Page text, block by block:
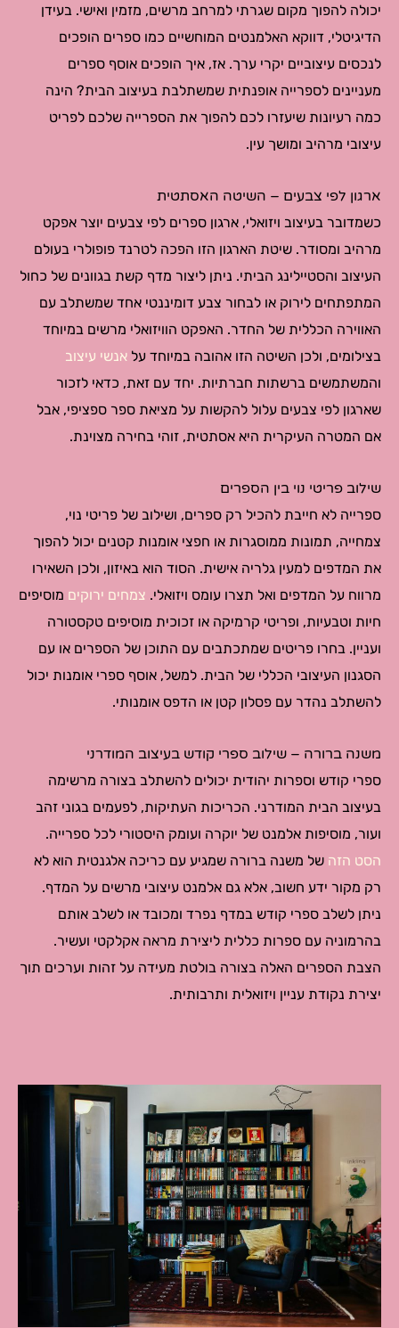
יכולה להפוך מקום שגרתי למרחב מרשים, מזמין ואישי. בעידן
הדיגיטלי, דווקא האלמנטים המוחשיים כמו ספרים הופכים
לנכסים עיצוביים יקרי ערך. אז, איך הופכים אוסף ספרים
מעניינים לספרייה אופנתית שמשתלבת בעיצוב הבית? הינה
כמה רעיונות שיעזרו לכם להפוך את הספרייה שלכם לפריט
עיצובי מרהיב ומושך עין.
ארגון לפי צבעים – השיטה האסתטית
כשמדובר בעיצוב ויזואלי, ארגון ספרים לפי צבעים יוצר אפקט
מרהיב ומסודר. שיטת הארגון הזו הפכה לטרנד פופולרי בעולם
העיצוב והסטיילינג הביתי. ניתן ליצור מדף קשת בגוונים של כחול
המתפתחים לירוק או לבחור צבע דומיננטי אחד שמשתלב עם
האווירה הכללית של החדר. האפקט הוויזואלי מרשים במיוחד
בצילומים, ולכן השיטה הזו אהובה במיוחד על אנשי עיצוב
והמשתמשים ברשתות חברתיות. יחד עם זאת, כדאי לזכור
שארגון לפי צבעים עלול להקשות על מציאת ספר ספציפי, אבל
אם המטרה העיקרית היא אסתטית, זוהי בחירה מצוינת.
שילוב פריטי נוי בין הספרים
ספרייה לא חייבת להכיל רק ספרים, ושילוב של פריטי נוי,
צמחייה, תמונות ממוסגרות או חפצי אומנות קטנים יכול להפוך
את המדפים למעין גלריה אישית. הסוד הוא באיזון, ולכן השאירו
מרווח על המדפים ואל תצרו עומס ויזואלי. צמחים ירוקים מוסיפים
חיות וטבעיות, ופריטי קרמיקה או זכוכית מוסיפים טקסטורה
ועניין. בחרו פריטים שמתכתבים עם התוכן של הספרים או עם
הסגנון העיצובי הכללי של הבית. למשל, אוסף ספרי אומנות יכול
להשתלב נהדר עם פסלון קטן או הדפס אומנותי.
משנה ברורה – שילוב ספרי קודש בעיצוב המודרני
ספרי קודש וספרות יהודית יכולים להשתלב בצורה מרשימה
בעיצוב הבית המודרני. הכריכות העתיקות, לפעמים בגוני זהב
ועור, מוסיפות אלמנט של יוקרה ועומק היסטורי לכל ספרייה.
הסט הזה של משנה ברורה שמגיע עם כריכה אלגנטית הוא לא
רק מקור ידע חשוב, אלא גם אלמנט עיצובי מרשים על המדף.
ניתן לשלב ספרי קודש במדף נפרד ומכובד או לשלב אותם
בהרמוניה עם ספרות כללית ליצירת מראה אקלקטי ועשיר.
הצבת הספרים האלה בצורה בולטת מעידה על זהות וערכים תוך
יצירת נקודת עניין ויזואלית ותרבותית.